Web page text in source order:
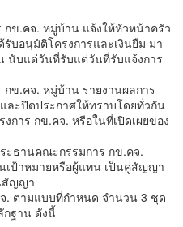
ข.คจ. หมู่บ้าน แจ้งให้หัวหน้าครัว
บอนุมัติโครงการและเงินยืม มา
นับแต่วันที่รับแต่วันที่รับแจ้งการ
ข.คจ. หมู่บ้าน รายงานผลการ
ละปิดประกาศให้ทราบโดยทั่วกัน
าร กข.คจ. หรือในที่เปิดเผยของ
ะธานคณะกรรมการ กข.คจ.
เป้าหมายหรือผู้แทน เป็นคู่สัญญา
สัญญา
. ตามแบบที่กำหนด จำนวน 3 ชุด
กฐาน ดังนี้